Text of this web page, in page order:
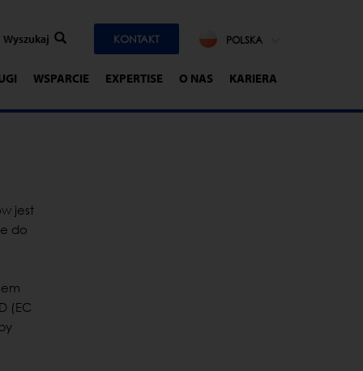
KONTAKT POLSKA
WSPARCIE EXPERTISE O NAS KARIERA
jest
do
(EC